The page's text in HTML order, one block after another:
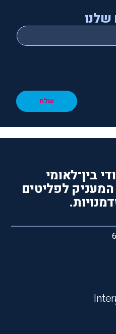
שלנו
שלח
בין־לאומי
לפליטים